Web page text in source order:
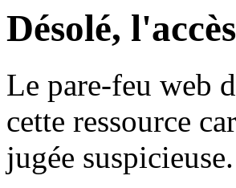
Désolé,
Le pare-feu web
cette ressource
jugée suspicieuse.